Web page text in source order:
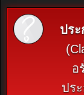
ประ
อ
ปร